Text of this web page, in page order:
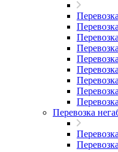
Перевозка